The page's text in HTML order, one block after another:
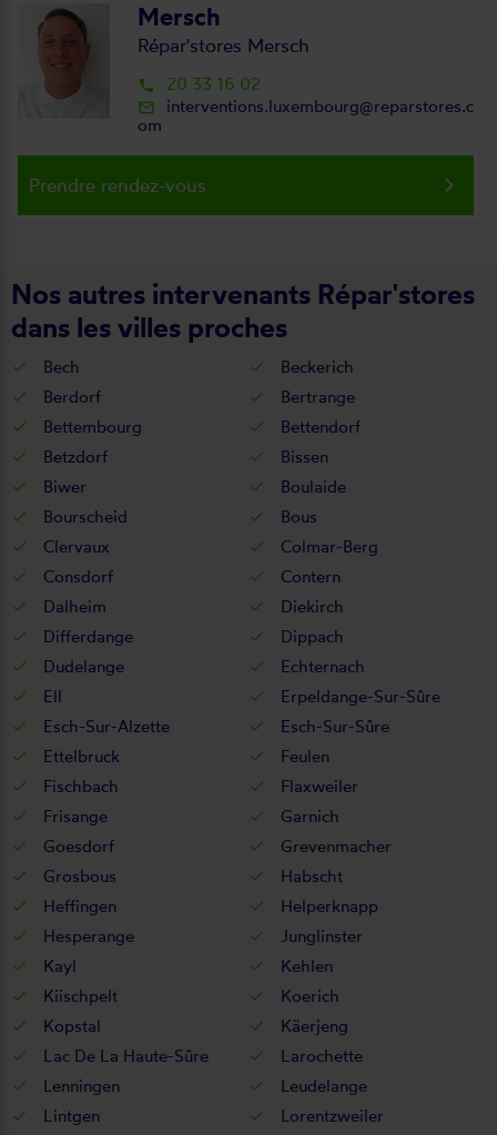
Mersch
Répar'stores Mersch
local_phone 20 33 16 02
mail_outline
interventions.luxembourg@reparstores.c
om
Prendre rendez-vous keyboard_arrow_right
Nos autres intervenants Répar'stores
dans les villes proches
Bech
Beckerich
Berdorf
Bertrange
Bettembourg
Bettendorf
Betzdorf
Bissen
Biwer
Boulaide
Bourscheid
Bous
Clervaux
Colmar-Berg
Consdorf
Contern
Dalheim
Diekirch
Differdange
Dippach
Dudelange
Echternach
Ell
Erpeldange-Sur-Sûre
Esch-Sur-Alzette
Esch-Sur-Sûre
Ettelbruck
Feulen
Fischbach
Flaxweiler
Frisange
Garnich
Goesdorf
Grevenmacher
Grosbous
Habscht
Heffingen
Helperknapp
Hesperange
Junglinster
Kayl
Kehlen
Kiischpelt
Koerich
Kopstal
Käerjeng
Lac De La Haute-Sûre
Larochette
Lenningen
Leudelange
Lintgen
Lorentzweiler